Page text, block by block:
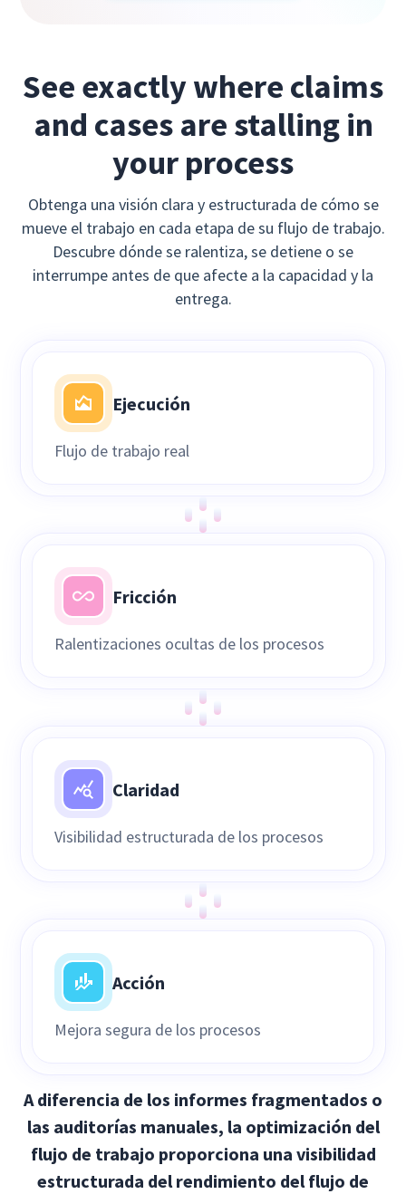
See exactly where claims
and cases are stalling in
your process
Obtenga una visión clara y estructurada de cómo se
mueve el trabajo en cada etapa de su flujo de trabajo.
Descubre dónde se ralentiza, se detiene o se
interrumpe antes de que afecte a la capacidad y la
entrega.
Ejecución
Flujo de trabajo real
Fricción
Ralentizaciones ocultas de los procesos
Claridad
Visibilidad estructurada de los procesos
Acción
Mejora segura de los procesos
A diferencia de los informes fragmentados o
las auditorías manuales, la optimización del
flujo de trabajo proporciona una visibilidad
estructurada del rendimiento del flujo de